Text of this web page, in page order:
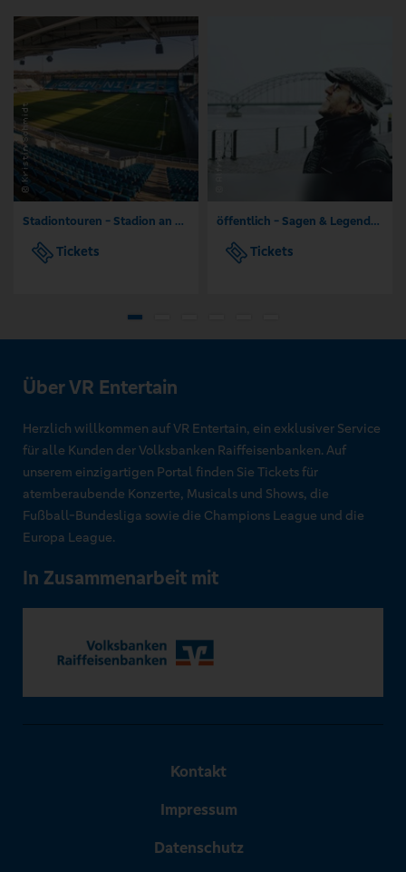
Stadiontouren - Stadion an der Gellertstraße Chemnitz
Tickets
öffentlich - Sagen & Legenden aus Köln
Tickets
Über VR Entertain
Herzlich willkommen auf VR Entertain, ein exklusiver Service
für alle Kunden der Volksbanken Raiffeisenbanken. Auf
unserem einzigartigen Portal finden Sie Tickets für
atemberaubende Konzerte, Musicals und Shows, die
Fußball-Bundesliga sowie die Champions League und die
Europa League.
In Zusammenarbeit mit
Kontakt
Impressum
Datenschutz